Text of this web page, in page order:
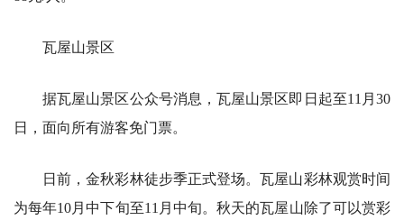
瓦屋山景区
据瓦屋山景区公众号消息，瓦屋山景区即日起至11月30
日，面向所有游客免门票。
日前，金秋彩林徒步季正式登场。瓦屋山彩林观赏时间
为每年10月中下旬至11月中旬。秋天的瓦屋山除了可以赏彩